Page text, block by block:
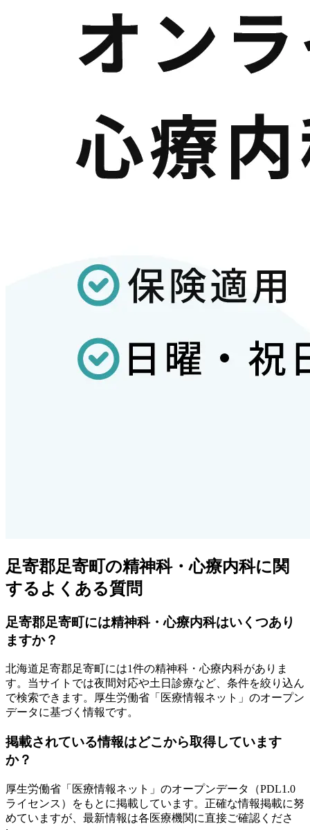
足寄郡足寄町の精神科・心療内科に関
するよくある質問
足寄郡足寄町には精神科・心療内科はいくつあり
ますか？
北海道足寄郡足寄町には1件の精神科・心療内科がありま
す。当サイトでは夜間対応や土日診療など、条件を絞り込ん
で検索できます。厚生労働省「医療情報ネット」のオープン
データに基づく情報です。
掲載されている情報はどこから取得しています
か？
厚生労働省「医療情報ネット」のオープンデータ（PDL1.0
ライセンス）をもとに掲載しています。正確な情報掲載に努
めていますが、最新情報は各医療機関に直接ご確認くださ